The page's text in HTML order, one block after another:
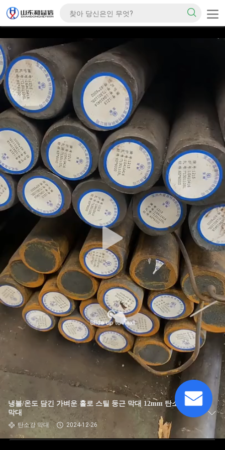
냉불/온도 담긴 가벼운 홀로 스틸 둥근 막대 12mm 탄소 스틸
막대
탄소강 막대 2024-12-26